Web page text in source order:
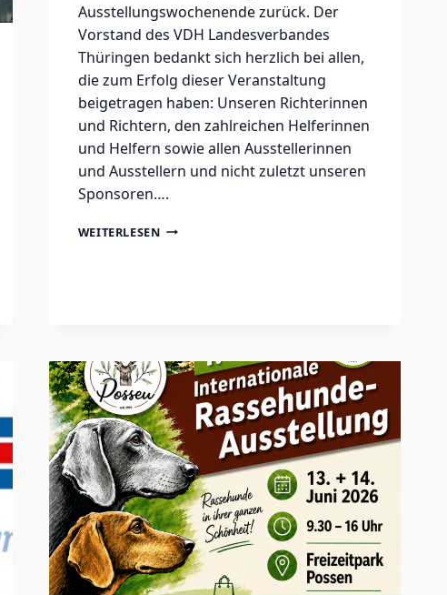
Ausstellungswochenende zurück. Der
Vorstand des VDH Landesverbandes
Thüringen bedankt sich herzlich bei allen,
die zum Erfolg dieser Veranstaltung
beigetragen haben: Unseren Richterinnen
und Richtern, den zahlreichen Helferinnen
und Helfern sowie allen Ausstellerinnen
und Ausstellern und nicht zuletzt unseren
Sponsoren….
WEITERLESENPOSSEN